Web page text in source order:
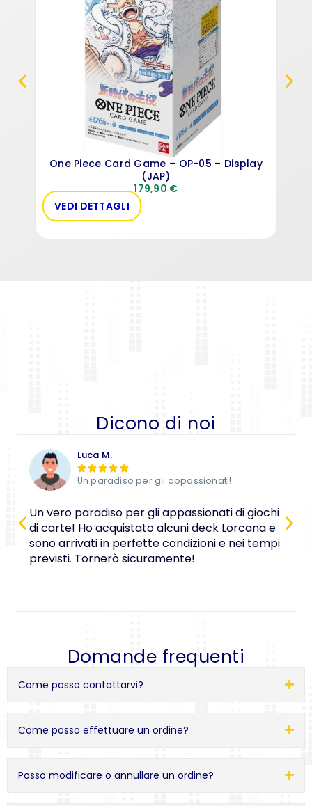
One Piece Card Game – OP-05 – Display
(JAP)
179,90 €
VEDI DETTAGLI
Dicono di noi
Luca M.
 
Un paradiso per gli appassionati!
Un vero paradiso per gli appassionati di giochi
di carte! Ho acquistato alcuni deck Lorcana e
sono arrivati in perfette condizioni e nei tempi
previsti. Tornerò sicuramente!
Domande frequenti
Come posso contattarvi?
Come posso effettuare un ordine?
Posso modificare o annullare un ordine?